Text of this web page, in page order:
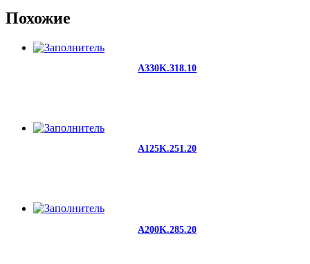
Похожие
A330K.318.10
A125K.251.20
A200K.285.20